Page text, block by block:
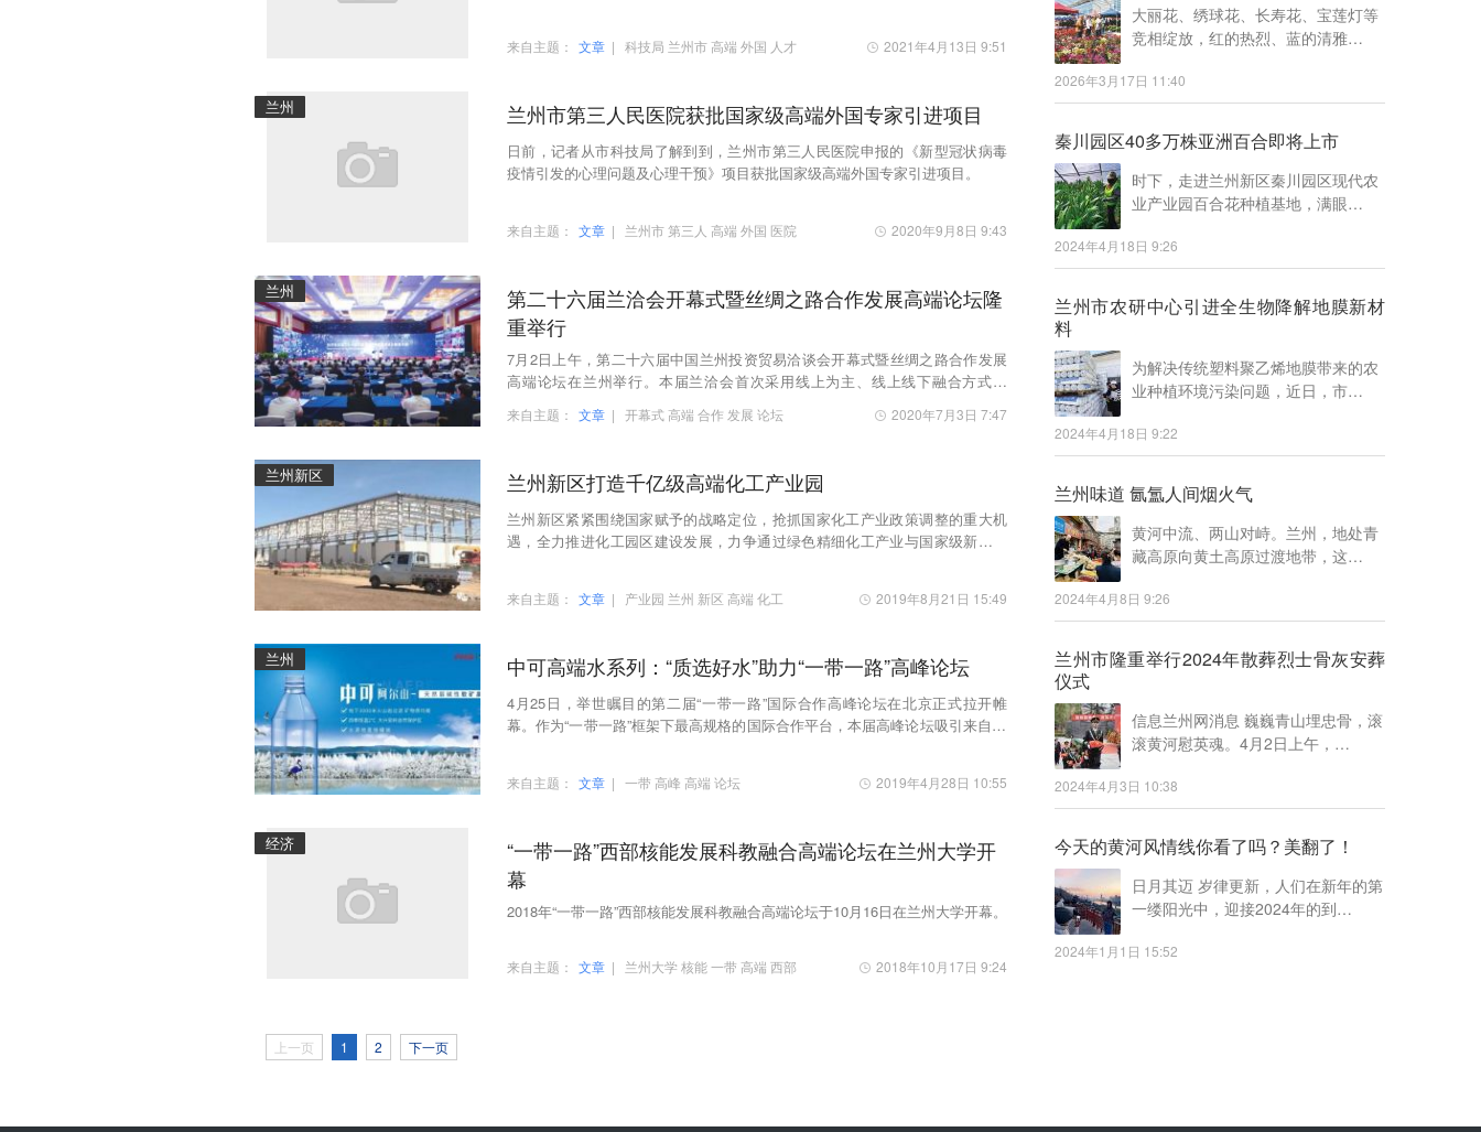
来自主题： 文章 | 科技局 兰州市高端 外国 人才 2021年4月13日 9:51
兰州 兰州市第三人民医院获批国家级高端外国专家引进项目
日前，记者从市科技局了解到到，兰州市第三人民医院申报的《新型冠状病毒
疫情引发的心理问题及心理干预》项目获批国家级高端外国专家引进项目。
来自主题： 文章 | 兰州市第三人 高端 外国 医院 2020年9月8日 9:43
兰州
第二十六届兰洽会开幕式暨丝绸之路合作发展高端论坛隆
重举行
7月2日上午，第二十六届中国兰州投资贸易洽谈会开幕式暨丝绸之路合作发展
高端论坛在兰州举行。本届兰洽会首次采用线上为主、线上线下融合方式举
来自主题： 文章 | 开幕式 高端 合作 发展 论坛 2020年7月3日 7:47
兰州新区 兰州新区打造千亿级高端化工产业园
兰州新区紧紧围绕国家赋予的战略定位，抢抓国家化工产业政策调整的重大机
遇，全力推进化工园区建设发展，力争通过绿色精细化工产业与国家级新区高
来自主题： 文章 | 产业园 兰州 新区 高端 化工 2019年8月21日 15:49
兰州 中可高端水系列：“质选好水”助力“一带一路”高峰论坛
4月25日，举世瞩目的第二届“一带一路”国际合作高峰论坛在北京正式拉开帷
幕。作为“一带一路”框架下最高规格的国际合作平台，本届高峰论坛吸引来自15
来自主题： 文章 | 一带 高峰 高端 论坛 2019年4月28日 10:55
经济
“一带一路”西部核能发展科教融合高端论坛在兰州大学开
幕
2018年“一带一路”西部核能发展科教融合高端论坛于10月16日在兰州大学开幕。
来自主题： 文章 | 兰州大学 核能一带 高端 西部 2018年10月17日 9:24
上一页 1 2 下一页
大丽花、绣球花、长寿花、宝莲灯等
竞相绽放，红的热烈、蓝的清雅…
2026年3月17日 11:40
秦川园区40多万株亚洲百合即将上市
时下，走进兰州新区秦川园区现代农
业产业园百合花种植基地，满眼…
2024年4月18日 9:26
兰州市农研中心引进全生物降解地膜新材
料
为解决传统塑料聚乙烯地膜带来的农
业种植环境污染问题，近日，市…
2024年4月18日 9:22
兰州味道 氤氲人间烟火气
黄河中流、两山对峙。兰州，地处青
藏高原向黄土高原过渡地带，这…
2024年4月8日 9:26
兰州市隆重举行2024年散葬烈士骨灰安葬
仪式
信息兰州网消息 巍巍青山埋忠骨，滚
滚黄河慰英魂。4月2日上午，…
2024年4月3日 10:38
今天的黄河风情线你看了吗？美翻了！
日月其迈 岁律更新，人们在新年的第
一缕阳光中，迎接2024年的到…
2024年1月1日 15:52